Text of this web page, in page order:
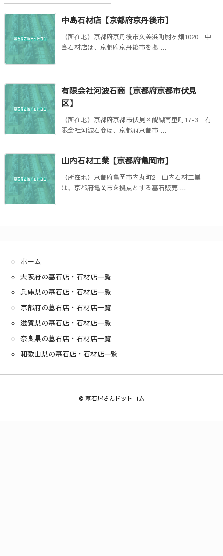
中島石材店【京都府京丹後市】
（所在地）京都府京丹後市久美浜町尉ヶ畑1020 中
島石材店は、京都府京丹後市を拠 ...
有限会社河波石商【京都府京都市伏見
区】
（所在地）京都府京都市伏見区醍醐南里町17-3 有
限会社河波石商は、京都府京都市 ...
山内石材工業【京都府亀岡市】
（所在地）京都府亀岡市内丸町2 山内石材工業
は、京都府亀岡市を拠点とする墓石販売 ...
ホーム
大阪府の墓石店・石材店一覧
兵庫県の墓石店・石材店一覧
京都府の墓石店・石材店一覧
滋賀県の墓石店・石材店一覧
奈良県の墓石店・石材店一覧
和歌山県の墓石店・石材店一覧
© 墓石屋さんドットコム